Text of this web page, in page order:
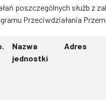
poszczególnych służb z
Przeciwdziałania
Nazwa
jednostki
Adres